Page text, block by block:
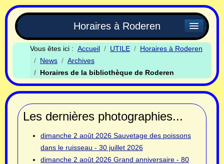
Horaires à Roderen
Vous êtes ici : Accueil UTILE
Horaires à Roderen
News
Archives
Horaires de la bibliothèque de Roderen
Les dernières photographies...
dimanche 2 août 2026 Sauvetage des poissons
dans le ruisseau - 30 juillet 2026
dimanche 2 août 2026 Grand anniversaire - 80